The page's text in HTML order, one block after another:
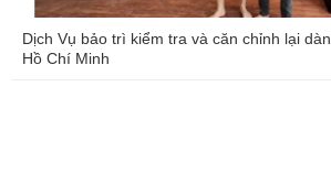
Dịch Vụ bảo trì kiểm tra và căn chỉnh lại
Hồ Chí Minh